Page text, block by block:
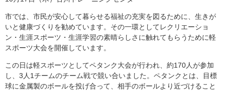
市では、市民が安心して暮らせる福祉の充実を図るために、生きが
いと健康づくりを勧めています。その一環としてレクリエーショ
ン・生涯スポーツ・生涯学習の素晴らしさに触れてもらうために軽
スポーツ大会を開催しています。
この日は軽スポーツとしてペタンク大会が行われ、約170人が参加
し、3人1チームのチーム戦で競い合いました。ペタンクとは、目標
球に金属製のボールを投げ合って、相手のボールより近づけること